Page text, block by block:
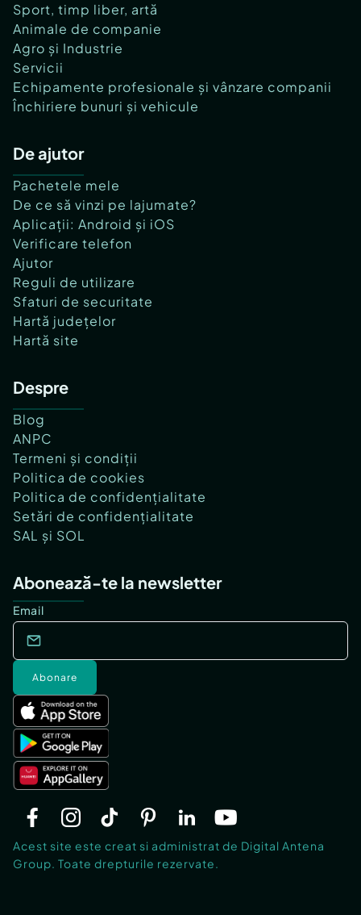
Sport, timp liber, artă
Animale de companie
Agro și Industrie
Servicii
Echipamente profesionale și vânzare companii
Închiriere bunuri și vehicule
De ajutor
Pachetele mele
De ce să vinzi pe lajumate?
Aplicații: Android și iOS
Verificare telefon
Ajutor
Reguli de utilizare
Sfaturi de securitate
Hartă județelor
Hartă site
Despre
Blog
ANPC
Termeni și condiții
Politica de cookies
Politica de confidențialitate
Setări de confidențialitate
SAL și SOL
Abonează-te la newsletter
Email
Abonare
Acest site este creat si administrat de Digital Antena
Group. Toate drepturile rezervate.